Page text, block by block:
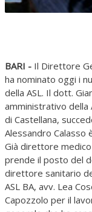
BARI - Il Direttore
ha nominato oggi i
della ASL. Il dott.
amministrativo della
di Castellana,
Alessandro Calasso
Già direttore
prende il posto del
direttore sanitario
ASL BA, avv. Lea
Capozzolo per il